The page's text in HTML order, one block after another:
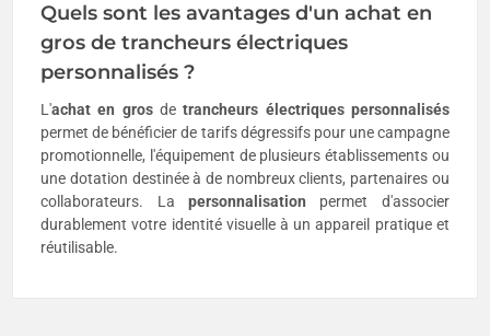
Quels sont les avantages d'un achat en
gros de trancheurs électriques
personnalisés ?
L'achat en grosdetrancheurs électriques personnalisés
permet de bénéficier de tarifs dégressifs pour une campagne
promotionnelle, l'équipement de plusieurs établissements ou
une dotation destinée à de nombreux clients, partenaires ou
collaborateurs. La personnalisation permet d'associer
durablement votre identité visuelle à un appareil pratique et
réutilisable.